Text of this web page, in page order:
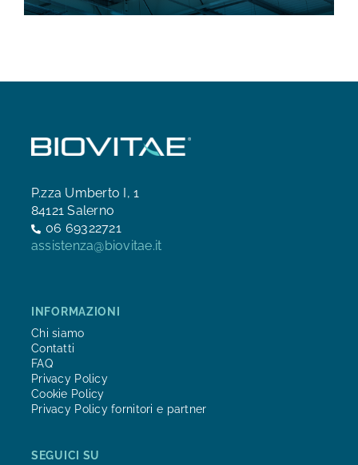
P.zza Umberto I, 1
84121 Salerno
06 69322721
assistenza@biovitae.it
INFORMAZIONI
Chi siamo
Contatti
FAQ
Privacy Policy
Cookie Policy
Privacy Policy fornitori e partner
SEGUICI SU